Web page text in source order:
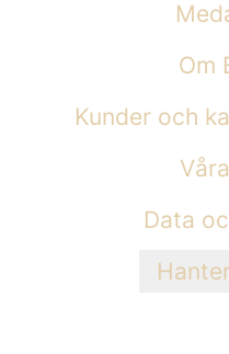
Om
Kunder och
Data